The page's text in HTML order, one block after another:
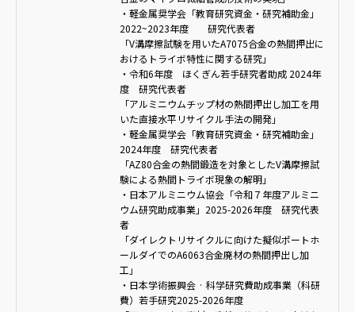
・軽金属奨学会「教育研究資金・研究補助金」
2022~2023年度 研究代表者
「V溝摩擦試験を用いたA7075合金の熱間押出に
おけるトライボ特性に関する研究」
・令和6年度 ほくぎん若手研究者助成 2024年
度 研究代表者
「アルミニウムチップ材の熱間押出し加工を用
いた直接水平リサイクル手法の開発」
・軽金属奨学会「教育研究資金・研究補助金」
2024年度 研究代表者
「AZ80合金の熱間鍛造を対象としたV溝摩擦試
験による熱間トライボ現象の解明」
・日本アルミニウム協会「令和７年度アルミニ
ウム研究助成事業」2025-2026年度 研究代表
者
「ダイレクトリサイクルに向けた擬似ポートホ
ールダイでのA6063合金廃材の熱間押出し加
工」
・日本学術振興会 · 科学研究費助成事業（科研
費）若手研究2025-2026年度